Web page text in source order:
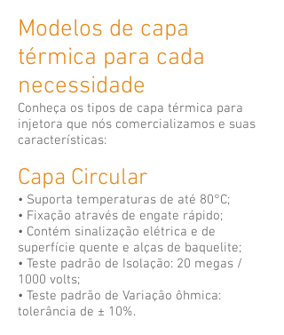
Modelos de capa
térmica para cada
necessidade
Conheça os tipos de capa térmica para
injetora que nós comercializamos e suas
características:
Capa Circular
• Suporta temperaturas de até 80°C;
• Fixação através de engate rápido;
• Contém sinalização elétrica e de
superfície quente e alças de baquelite;
• Teste padrão de Isolação: 20 megas /
1000 volts;
• Teste padrão de Variação ôhmica:
tolerância de ± 10%.